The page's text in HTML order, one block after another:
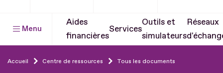
Menu
Aides
financières
Services
Outils et
simulateurs
Réseaux
Accueil Centre de ressources Tous les documents